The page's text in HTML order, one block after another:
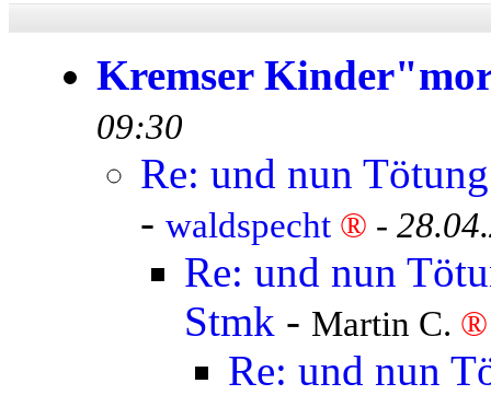
Kremser
09:30
Re: und nun
- waldspecht ® -
Re: und nun
Stmk - Martin C. ®
Re: und nun